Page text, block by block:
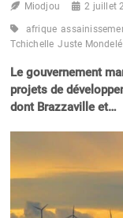
Miodjou 2 juillet
afrique
Tchichelle Juste Mondelé
Le gouvernement
projets de
dont Brazzaville et…